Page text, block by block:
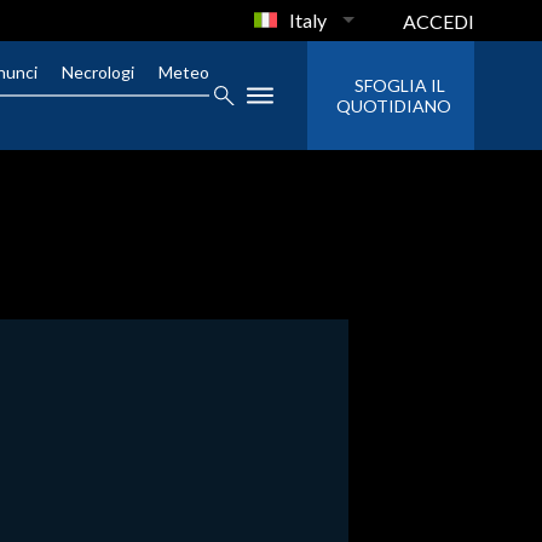
Italy ACCEDI
Necrologi Meteo
SFOGLIA IL
QUOTIDIANO